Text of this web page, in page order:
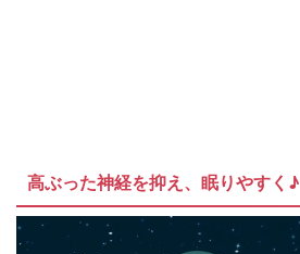
高ぶった神経を抑え、眠りやすく♪